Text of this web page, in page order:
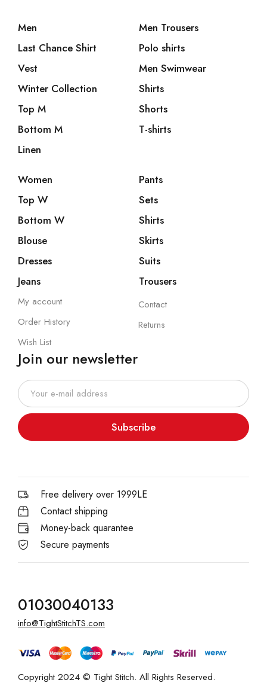
Men
Last Chance Shirt
Vest
Winter Collection
Top M
Bottom M
Linen
Men Trousers
Polo shirts
Men Swimwear
Shirts
Shorts
T-shirts
Women
Top W
Bottom W
Blouse
Dresses
Jeans
Pants
Sets
Shirts
Skirts
Suits
Trousers
My account
Order History
Wish List
Contact
Returns
Join our newsletter
Subscribe
Free delivery over 1999LE
Contact shipping
Money-back quarantee
Secure payments
01030040133
info@TightStitchTS.com
Copyright 2024 © Tight Stitch. All Rights Reserved.